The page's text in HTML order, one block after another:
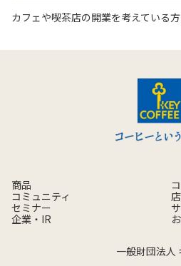
カフェや喫茶店の開業を考えている
商品
コミュニティ
セミナー
企業・IR
一般財団法人